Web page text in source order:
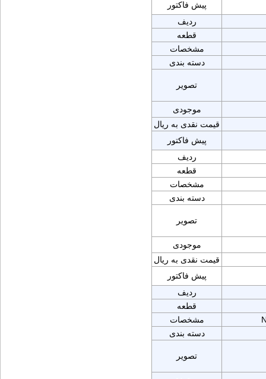
پیش فاکتور
ردیف
قطعه
مشخصات
دسته بندی
تصویر
موجودی
قیمت نقدی به ریال
پیش فاکتور
ردیف
قطعه
مشخصات
دسته بندی
تصویر
موجودی
قیمت نقدی به ریال
پیش فاکتور
ردیف
قطعه
مشخصات
دسته بندی
تصویر